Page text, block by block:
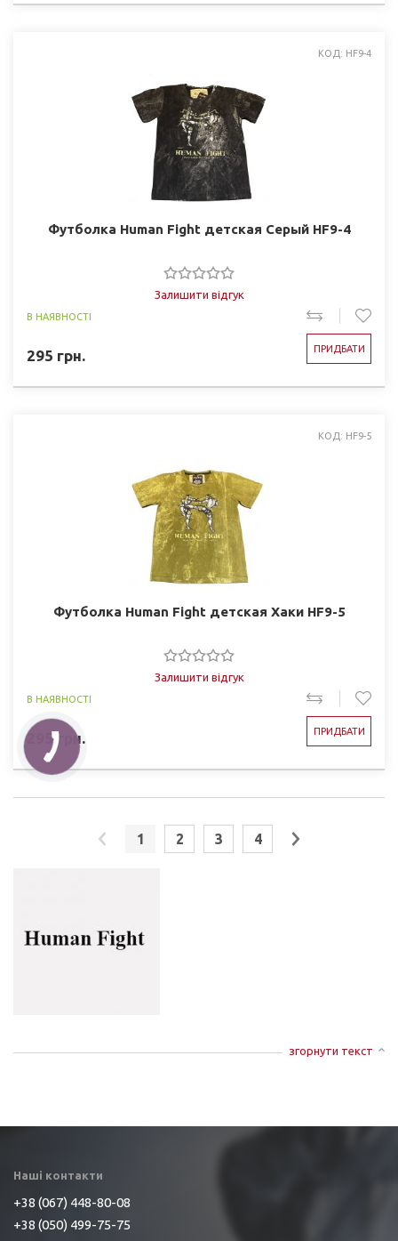
КОД: HF9-4
Футболка Human Fight детская Серый HF9-4
Залишити відгук
В НАЯВНОСТІ
295 грн. ПРИДБАТИ
КОД: HF9-5
Футболка Human Fight детская Хаки HF9-5
Залишити відгук
В НАЯВНОСТІ
295грн. ПРИДБАТИ
1 2 3 4
згорнути текст
Наші контакти
+38 (067) 448-80-08
+38 (050) 499-75-75